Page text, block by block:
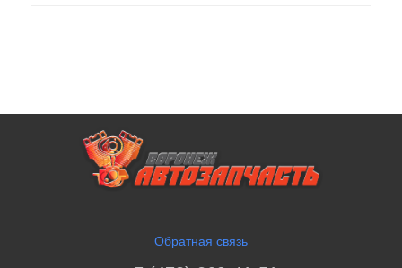
Обратная связь